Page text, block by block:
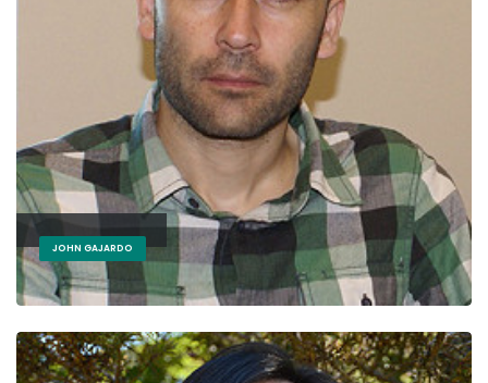
JOHN GAJARDO